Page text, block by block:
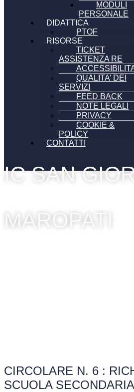
MODULI
PERSONALE
DIDATTICA
PTOF
RISORSE
TICKET
ASSISTENZA RE
QUALITA’ DEI
SERVIZI
FEED BACK
NOTE LEGALI
PRIVACY
COOKIE &
POLICY
CONTATTI
IC SAN
MAROPATI
CIRCOLARE N. 6 :
SCUOLA